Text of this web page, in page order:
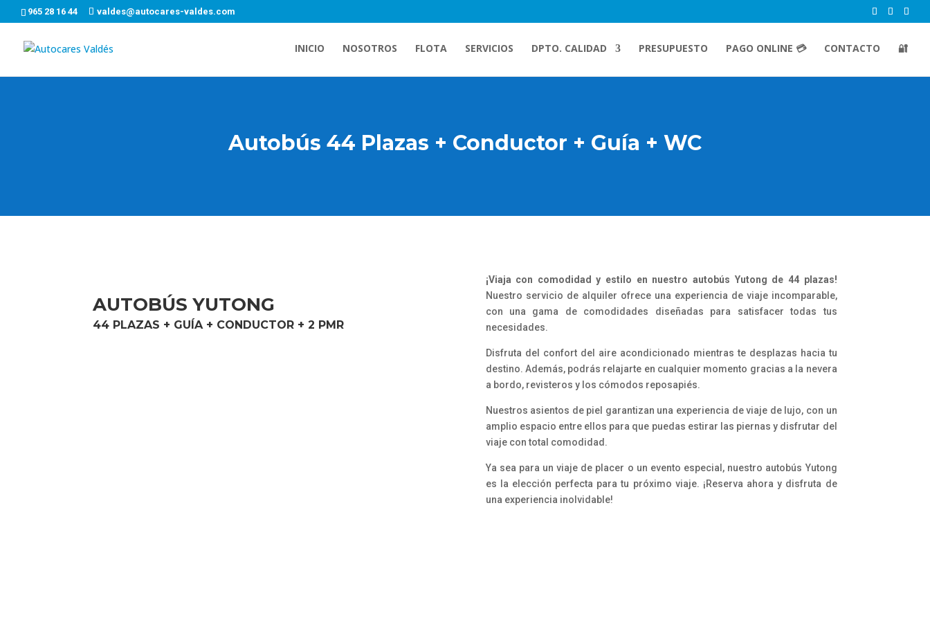
965 28 16 44 valdes@autocares-valdes.com
INICIO NOSOTROS FLOTA SERVICIOS DPTO. CALIDAD PRESUPUESTO PAGO ONLINE 💳 CONTACTO 🔐
Autobús 44 Plazas + Conductor + Guía + WC
AUTOBÚS YUTONG
44 PLAZAS + GUÍA + CONDUCTOR + 2 PMR
¡Viaja con comodidad y estilo en nuestro autobús Yutong de 44 plazas!
Nuestro servicio de alquiler ofrece una experiencia de viaje incomparable,
con una gama de comodidades diseñadas para satisfacer todas tus
necesidades.
Disfruta del confort del aire acondicionado mientras te desplazas hacia tu
destino. Además, podrás relajarte en cualquier momento gracias a la nevera
a bordo, revisteros y los cómodos reposapiés.
Nuestros asientos de piel garantizan una experiencia de viaje de lujo, con un
amplio espacio entre ellos para que puedas estirar las piernas y disfrutar del
viaje con total comodidad.
Ya sea para un viaje de placer o un evento especial, nuestro autobús Yutong
es la elección perfecta para tu próximo viaje. ¡Reserva ahora y disfruta de
una experiencia inolvidable!